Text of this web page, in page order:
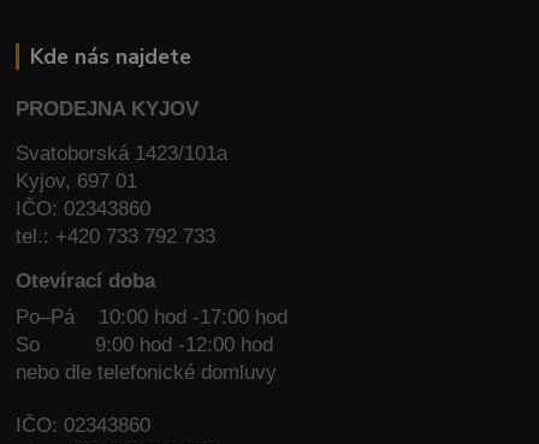
Kde nás najdete
PRODEJNA KYJOV
Svatoborská 1423/101a
Kyjov, 697 01
IČO: 02343860
tel.: +420 733 792 733
Otevírací doba
Po–Pá 10:00 hod -17:00 hod
So
9:00 hod -12:00 hod
nebo dle telefonické domluvy
IČO: 02343860